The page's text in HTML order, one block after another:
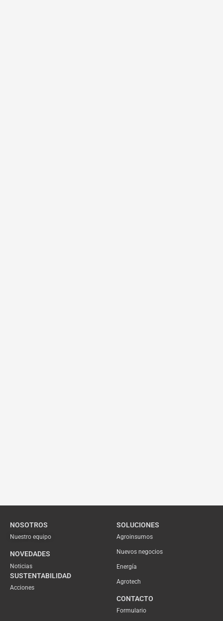
NOSOTROS
Nuestro equipo
NOVEDADES
Noticias
SUSTENTABILIDAD
Acciones
SOLUCIONES
Agroinsumos
Nuevos negocios
Energía
Agrotech
CONTACTO
Formulario